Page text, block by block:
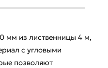
мм из лиственницы 4 м,
с угловыми
позволяют